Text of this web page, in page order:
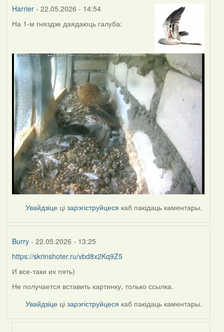
Harrier- 22.05.2026 - 14:54
На 1-м гняздзе даядаюць галуба:
Увайдзіце цізарэгіструйцеся каб пакідаць каментары.
Burry- 22.05.2026 - 13:25
https://skrinshoter.ru/vbd8x2Kq9Z5
И все-таки их пять)
Не получается вставить картинку, только ссылка.
Увайдзіце цізарэгіструйцеся каб пакідаць каментары.